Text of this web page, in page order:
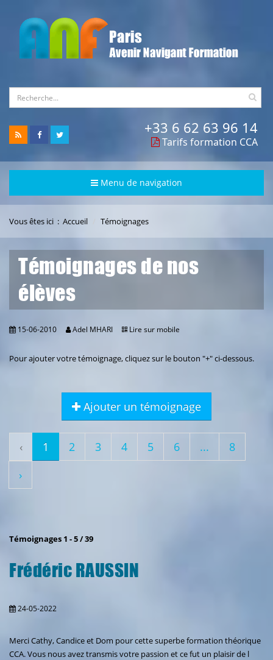
+33 6 62 63 96 14
Tarifs formation CCA
Menu de navigation
Vous êtes ici : Accueil Témoignages
Témoignages de nos
élèves
15-06-2010 Adel MHARI Lire sur mobile
Pour ajouter votre témoignage, cliquez sur le bouton "+" ci-dessous.
Ajouter un témoignage
‹ 1 2 3 4 5 6 ...
8
›
Témoignages 1 - 5 / 39
Frédéric RAUSSIN
24-05-2022
Merci Cathy, Candice et Dom pour cette superbe formation théorique
CCA. Vous nous avez transmis votre passion et ce fut un plaisir de l